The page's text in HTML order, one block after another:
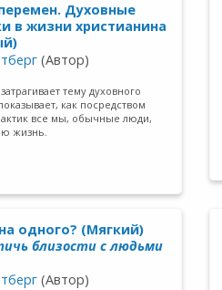
Духовные
в жизни христианина
(Автор)
тему духовного
как посредством
все мы, обычные люди,
жизнь.
одного? (Мягкий)
близости с людьми
(Автор)